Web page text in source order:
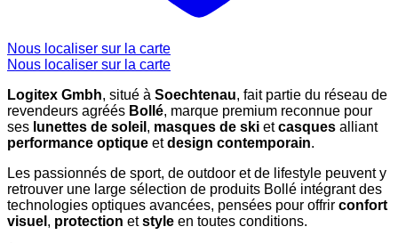
Nous localiser sur la carte
Nous localiser sur la carte
Logitex Gmbh, situé à Soechtenau, fait partie du réseau de
revendeurs agréés Bollé, marque premium reconnue pour
ses lunettes de soleil , masques de ski etcasques alliant
performance optique etdesign contemporain.
Les passionnés de sport, de outdoor et de lifestyle peuvent y
retrouver une large sélection de produits Bollé intégrant des
technologies optiques avancées, pensées pour offrir confort
visuel , protection etstyle en toutes conditions.